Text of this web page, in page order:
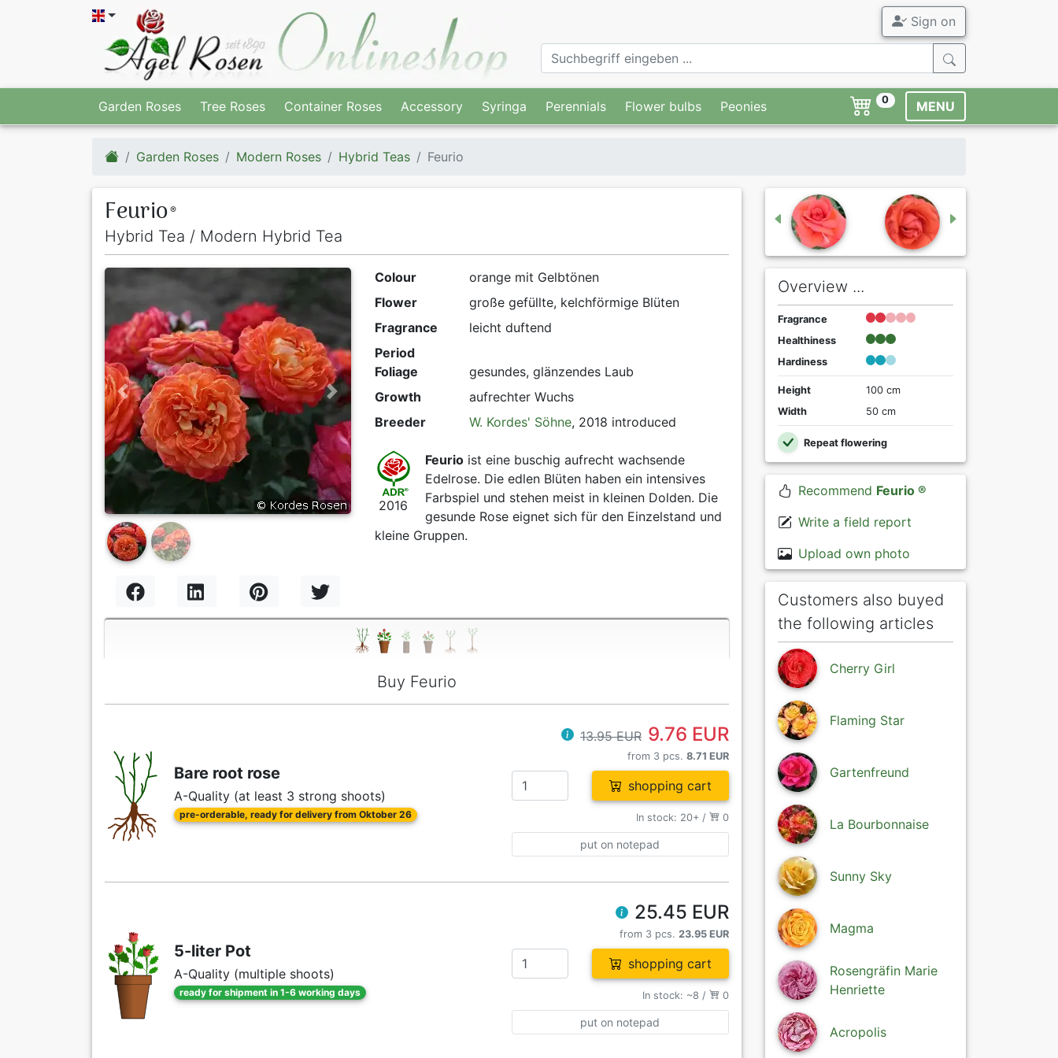
Sign on
Garden Roses Tree Roses Container Roses Accessory Syringa Perennials Flower bulbs Peonies 0 MENU
Garden Roses Modern Roses Hybrid Teas Feurio
Feurio ®
Hybrid Tea / Modern Hybrid Tea
Previous Next
Colour
orange mit Gelbtönen
Flower
große gefüllte, kelchförmige Blüten
Fragrance
leicht duftend
Period
Foliage
gesundes, glänzendes Laub
Growth
aufrechter Wuchs
Breeder
W. Kordes' Söhne, 2018 introduced
2016
Feurioist eine buschig aufrecht wachsende
Edelrose. Die edlen Blüten haben ein intensives
Farbspiel und stehen meist in kleinen Dolden. Die
gesunde Rose eignet sich für den Einzelstand und
kleine Gruppen.
Buy Feurio
Bare root rose
A-Quality (at least 3 strong shoots)
pre-orderable, ready for delivery from Oktober 26
13.95 EUR 9.76 EUR
from 3 pcs. 8.71 EUR
shopping cart
In stock: 20+ / 0
put on notepad
5-liter Pot
A-Quality (multiple shoots)
ready for shipment in 1-6 working days
25.45 EUR
from 3 pcs. 23.95 EUR
shopping cart
In stock: ~8 / 0
put on notepad
Overview ...
Fragrance
Healthiness
Hardiness
Height
100 cm
Width
50 cm
Repeat flowering
Recommend Feurio ®
Write a field report
Upload own photo
Customers also buyed
the following articles
Cherry Girl
Flaming Star
Gartenfreund
La Bourbonnaise
Sunny Sky
Magma
Rosengräfin Marie
Henriette
Acropolis